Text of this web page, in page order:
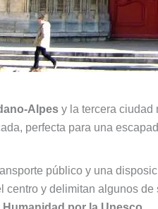
y la tercera ciudad
perfecta para una
público y una
y delimitan algunos de